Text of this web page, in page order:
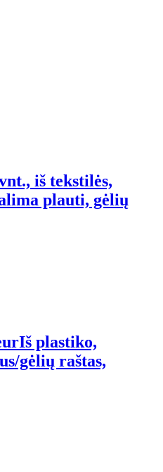
iš tekstilės,
plauti, gėlių
Iš plastiko,
gėlių raštas,